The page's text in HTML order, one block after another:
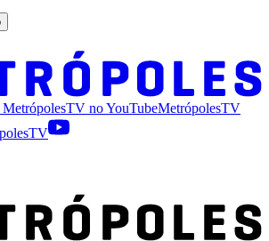
MetrópolesTV noYouTubeMetrópolesTV